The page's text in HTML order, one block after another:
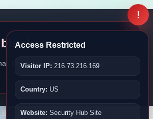
been disabled by the security
!
Access Restricted
Visitor IP: 216.73.216.169
Country: US
Website: Security Hub Site
Association
Community in the